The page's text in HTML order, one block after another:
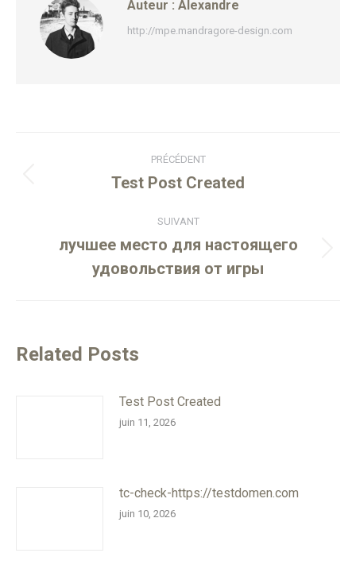
Auteur : Alexandre
http://mpe.mandragore-design.com
PRÉCÉDENT
Test Post Created
SUIVANT
лучшее место для настоящего
удовольствия от игры
Related Posts
Test Post Created
juin 11, 2026
tc-check-https://testdomen.com
juin 10, 2026